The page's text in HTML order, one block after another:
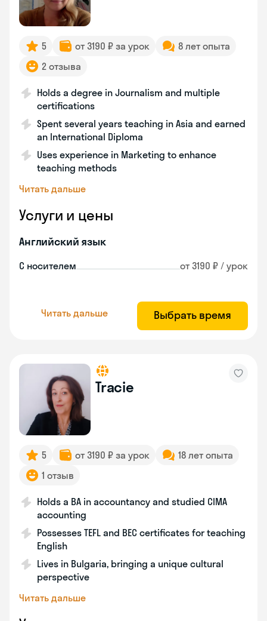
5 от 3190 ₽ за урок
8 лет опыта
2 отзыва
Holds a degree in Journalism and multiple
certifications
Spent several years teaching in Asia and earned
an International Diploma
Uses experience in Marketing to enhance
teaching methods
Читать дальше
Услуги и цены
Английский язык
С носителем от 3190 ₽ / урок
Читать дальше Выбрать время
Tracie
5 от 3190 ₽ за урок
18 лет опыта
1 отзыв
Holds a BA in accountancy and studied CIMA
accounting
Possesses TEFL and BEC certificates for teaching
English
Lives in Bulgaria, bringing a unique cultural
perspective
Читать дальше